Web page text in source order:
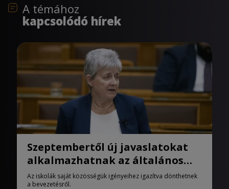
A témához
kapcsolódó hírek
Szeptembertől új javaslatokat
alkalmazhatnak az általános
iskolák
Az iskolák saját közösségük igényeihez igazítva dönthetnek
a bevezetésről.